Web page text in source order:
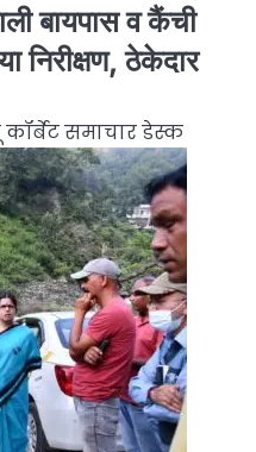
बायपास व कैंची
निरीक्षण, ठेकेदार
कॉर्बेट समाचार डेस्क